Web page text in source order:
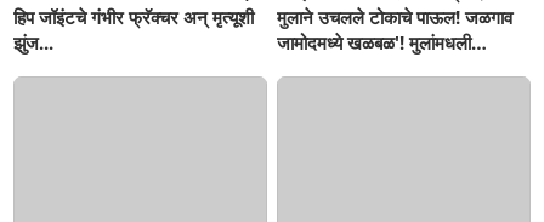
हिप जॉइंटचे गंभीर फ्रॅक्चर अन् मृत्यूशी
झुंज...
मुलाने उचलले टोकाचे पाऊल! जळगाव
जामोदमध्ये खळबळ'! मुलांमधली